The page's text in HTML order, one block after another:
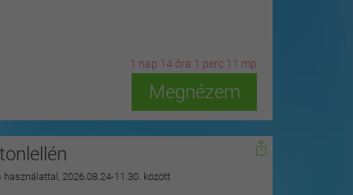
1nap14óra 1perc 9 mp
Megnézem
2026.08.24-11.30. között